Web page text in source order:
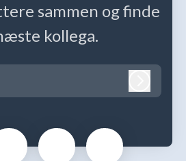
sammen og finde
kollega.